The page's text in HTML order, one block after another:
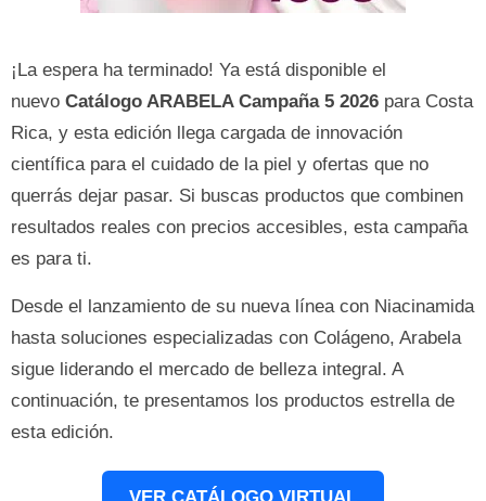
¡La espera ha terminado! Ya está disponible el
nuevo Catálogo ARABELA Campaña 5 2026 para Costa
Rica, y esta edición llega cargada de innovación
científica para el cuidado de la piel y ofertas que no
querrás dejar pasar. Si buscas productos que combinen
resultados reales con precios accesibles, esta campaña
es para ti.
Desde el lanzamiento de su nueva línea con Niacinamida
hasta soluciones especializadas con Colágeno, Arabela
sigue liderando el mercado de belleza integral. A
continuación, te presentamos los productos estrella de
esta edición.